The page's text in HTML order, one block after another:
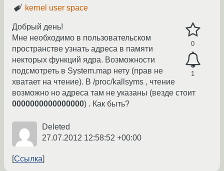
kernel user space
0
1
Добрый день!
Мне необходимо в пользовательском
пространстве узнать адреса в памяти
некторых функций ядра. Возможности
подсмотреть в System.map нету (прав не
хватает на чтение). В /proc/kallsyms , чтение
возможно но адреса там не указаны (везде стоит
0000000000000000) . Как быть?
Deleted
27.07.2012 12:58:52 +00:00
Ссылка